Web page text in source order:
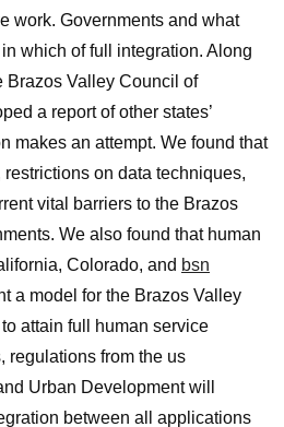
work. Governments and what
which of full integration. Along
Brazos Valley Council of
a report of other states’
makes an attempt. We found that
restrictions on data techniques,
vital barriers to the Brazos
We also found that human
Colorado, and bsn
a model for the Brazos Valley
attain full human service
regulations from the us
Urban Development will
between all applications